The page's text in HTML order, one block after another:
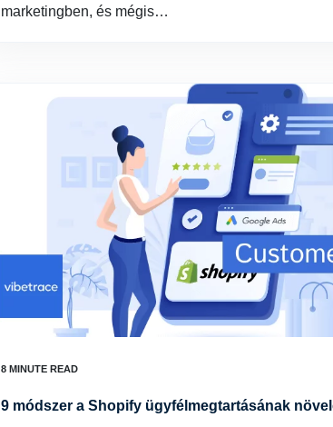
marketingben, és mégis…
9 módszer a Shopify ügyfélmegtartásának